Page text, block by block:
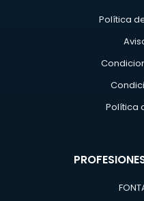
Política
Política